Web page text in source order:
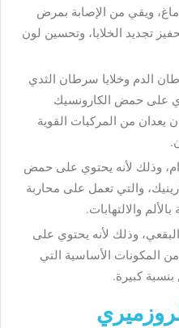
ويقي من الإصابة بمرض
تجديد الخلايا، وتحسين لون
الدم وخلايا سرطان الثدي
على حمض الكارونسيك
يعدان من المركبات القوية
وذلك لأنه يحتوي على حمض
والتي تعمل على محاربة
والالتهابات.
وذلك لأنه يحتوي على
المكونات الأساسية التي
كبيرة.